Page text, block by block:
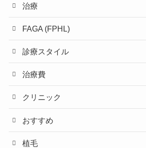
治療
FAGA (FPHL)
診療スタイル
治療費
クリニック
おすすめ
植毛